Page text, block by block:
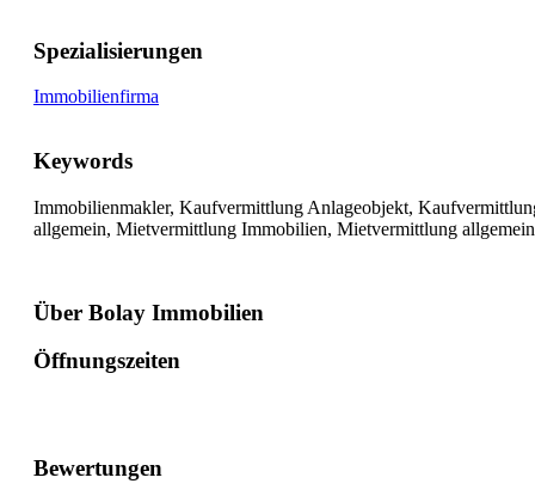
Spezialisierungen
Immobilienfirma
Keywords
Immobilienmakler, Kaufvermittlung Anlageobjekt,
allgemein, Mietvermittlung Immobilien, Mietvermittlung
Über Bolay Immobilien
Öffnungszeiten
Bewertungen